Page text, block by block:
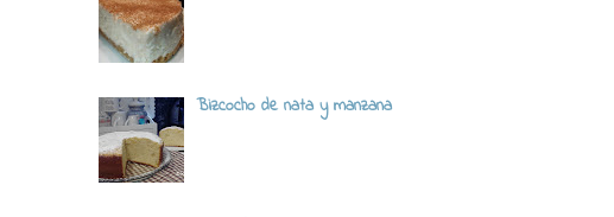
Bizcocho de nata y manzana